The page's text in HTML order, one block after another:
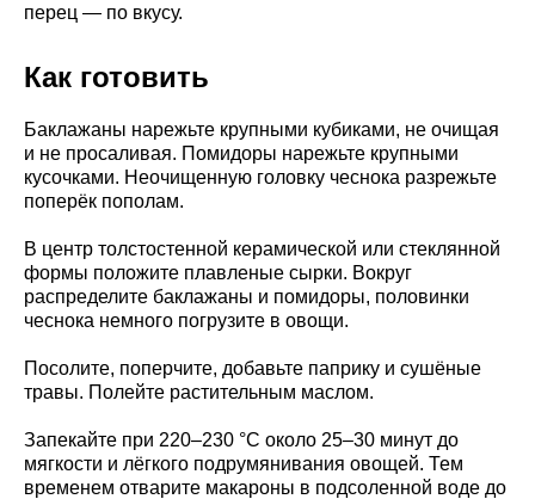
перец — по вкусу.
Как готовить
Баклажаны нарежьте крупными кубиками, не очищая
и не просаливая. Помидоры нарежьте крупными
кусочками. Неочищенную головку чеснока разрежьте
поперёк пополам.
В центр толстостенной керамической или стеклянной
формы положите плавленые сырки. Вокруг
распределите баклажаны и помидоры, половинки
чеснока немного погрузите в овощи.
Посолите, поперчите, добавьте паприку и сушёные
травы. Полейте растительным маслом.
Запекайте при 220–230 °C около 25–30 минут до
мягкости и лёгкого подрумянивания овощей. Тем
временем отварите макароны в подсоленной воде до